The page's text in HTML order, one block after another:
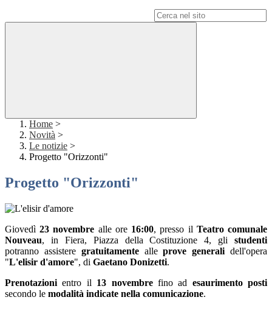
Home >
Novità >
Le notizie >
Progetto "Orizzonti"
Progetto "Orizzonti"
Giovedì23 novembre alle ore 16:00, presso il Teatro comunale
Nouveau, in Fiera, Piazza della Costituzione 4, gli studenti
potranno assistere gratuitamentealleprove generali dell'opera
"L'elisir d'amore", di Gaetano Donizetti.
Prenotazioni entro il 13 novembrefino ad esaurimento posti
secondo le modalità indicate nella comunicazione.